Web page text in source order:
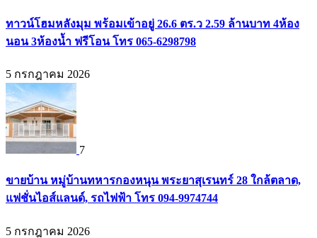
ทาวน์โฮมหลังมุม พร้อมเข้าอยู่ 26.6 ตร.ว 2.59 ล้านบาท 4ห้อง
นอน 3ห้องน้ำ ฟรีโอน โทร 065-6298798
5 กรกฎาคม 2026
7
ขายบ้าน หมู่บ้านทหารกองหนุน พระยาสุเรนทร์ 28 ใกล้ตลาด,
แฟชั่นไอส์แลนด์, รถไฟฟ้า โทร 094-9974744
5 กรกฎาคม 2026